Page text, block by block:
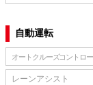
自動運転
オートクルーズコントロ
レーンアシスト